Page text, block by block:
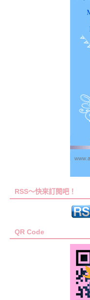
RSS～快來訂閱吧！
QR Code